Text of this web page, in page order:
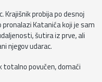
Krajišnik probija po desnoj
Katanića koji je sam
šutira iz prve, ali
njegov udarac.
totalno povučen, domaći